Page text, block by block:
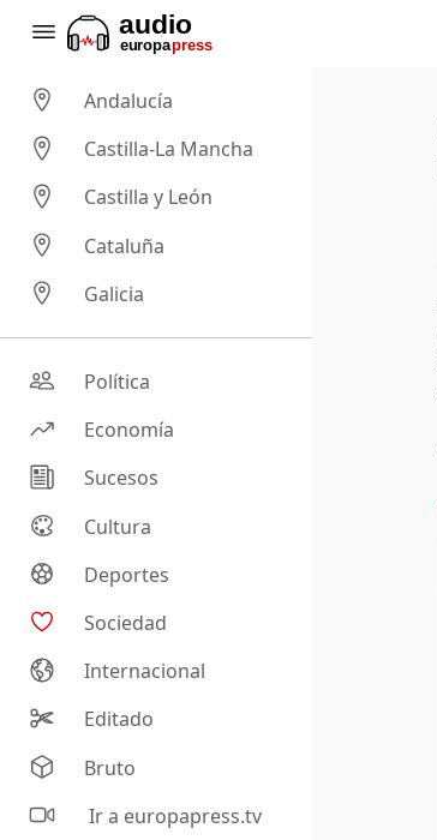
Andalucía
Castilla-La Mancha
Castilla y León
Cataluña
Galicia
Política
Economía
Sucesos
Cultura
Deportes
Sociedad
Internacional
Editado
Bruto
Ir a europapress.tv